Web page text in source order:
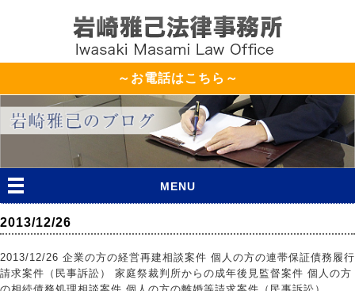
～お電話はこちら～
MENU
2013/12/26
2013/12/26 企業の方の経営再建相談案件 個人の方の連帯保証債務履行
請求案件（民事訴訟） 家庭祭裁判所からの成年後見監督案件 個人の方